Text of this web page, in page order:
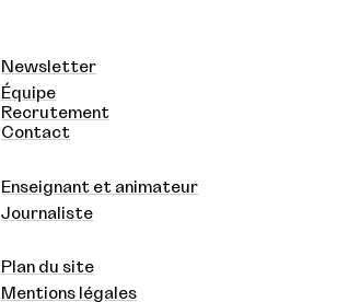
Newsletter
Équipe
Recrutement
Contact
Enseignant et animateur
Journaliste
Plan du site
Mentions légales